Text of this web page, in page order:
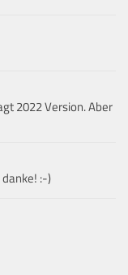
2022 Version. Aber
:-)